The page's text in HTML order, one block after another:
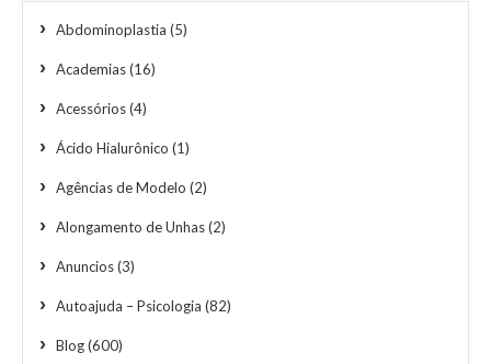
Abdominoplastia (5)
Academias(16)
Acessórios(4)
Ácido Hialurônico (1)
Agências de Modelo (2)
Alongamento de Unhas(2)
Anuncios(3)
Autoajuda – Psicologia (82)
Blog(600)